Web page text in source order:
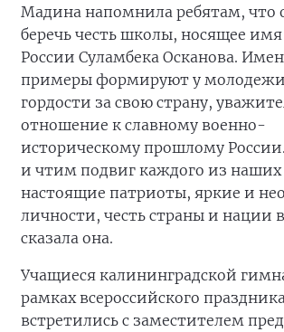
Мадина напомнила ребятам,
беречь честь школы, носящее имя
России Суламбека Осканова.
примеры формируют у молодежи
гордости за свою страну,
отношение к славному военно-
историческому прошлому
и чтим подвиг каждого из наших
настоящие патриоты, яркие и
личности, честь страны и нации
сказала она.
Учащиеся калининградской
рамках всероссийского
встретились с заместителем